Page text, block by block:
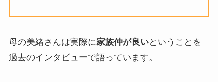
母の美緒さんは実際に家族仲が良いということを
過去のインタビューで語っています。